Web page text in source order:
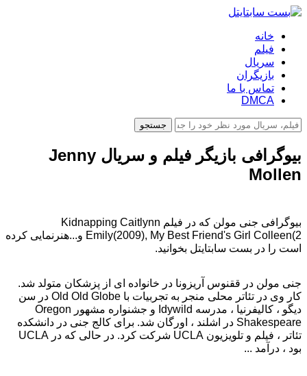
خانه
فیلم
سریال
بازیگران
تماس با ما
DMCA
جستجو
بیوگرافی بازیگر فیلم و سریال Jenny
Mollen
بیوگرافی جنی مولن که در فیلم Kidnapping Caitlynn
Emily(2009), My Best Friend's Girl Colleen(2 و...هنرنمایی کرده
است را در بست سابتایتل بخوانید.
جنی مولن در ققنوس آریزونا در خانواده ای از پزشکان متولد شد.
کار وی در تئاتر محلی منجر به تجربیات با Old Old Globe در سن
دیگو ، کالیفرنیا ، مدرسه Idywild و جشنواره مشهور Oregon
Shakespeare در اشلند ، اورگان شد. برای کالج جنی در دانشکده
تئاتر ، فیلم و تلویزیون UCLA شرکت کرد. در حالی که در UCLA
بود ، درآمد ...